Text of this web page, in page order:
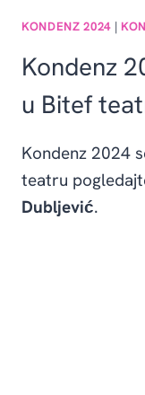
KONDENZ 2024|
Kondenz
u Bitef
Kondenz 2024
teatru
Dubljević.